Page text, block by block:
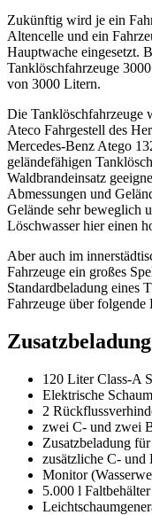
Zukünftig wird je ein
Altencelle und ein
Hauptwache eingesetzt.
Tanklöschfahrzeuge
von 3000 Litern.
Die Tanklöschfahrzeuge
Ateco Fahrgestell des
Mercedes-Benz Atego
geländefähigen
Waldbrandeinsatz
Abmessungen und
Gelände sehr beweglich
Löschwasser hier einen
Aber auch im
Fahrzeuge ein großes
Standardbeladung eines
Fahrzeuge über folgende
120 Liter Class-A
Elektrische
2
zwei C- und zwei
Zusatzbeladung
zusätzliche C- und
Monitor
5.000 l